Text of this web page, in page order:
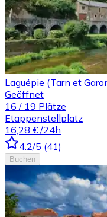
Laguépie (Tarn et
Geöffnet
16 / 19 Plätze
Etappenstellplatz
16,28 € /24h
4.2/5 (41)
Buchen